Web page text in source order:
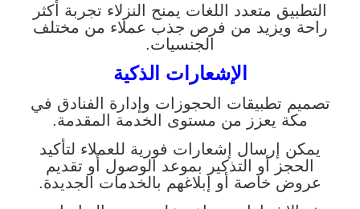
التطبيق متعدد اللغات يمنح النزلاء تجربة أكثر
راحة ويزيد من فرص جذب عملاء من مختلف
الجنسيات.
الإشعارات الذكية
تصميم تطبيقات الحجوزات وإدارة الفنادق في
مكة يعزز من مستوى الخدمة المقدمة.
يمكن إرسال إشعارات فورية للعملاء لتأكيد
الحجز أو التذكير بموعد الوصول أو تقديم
عروض خاصة أو إبلاغهم بالخدمات الجديدة.